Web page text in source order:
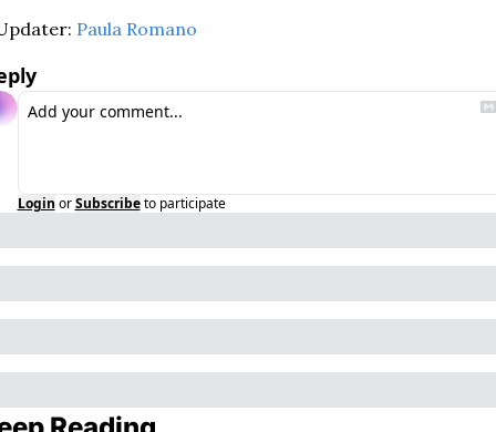
Paula Romano
Login or Subscribe to participate